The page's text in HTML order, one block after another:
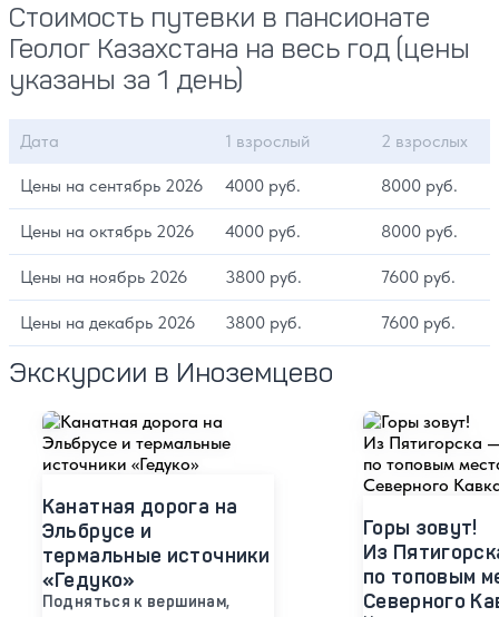
Стоимость путевки в пансионате
Геолог Казахстана на весь год (цены
указаны за 1 день)
Дата 1 взрослый 2 взрослых
Цены на сентябрь 2026 4000 руб. 8000 руб.
Цены на октябрь 2026 4000 руб. 8000 руб.
Цены на ноябрь 2026 3800 руб. 7600 руб.
Цены на декабрь 2026 3800 руб. 7600 руб.
Экскурсии в Иноземцево
Канатная дорога на
Эльбрусе и
термальные источники
«Гедуко»
Подняться к вершинам,
Горы зовут!
Из
по топовым
Северного